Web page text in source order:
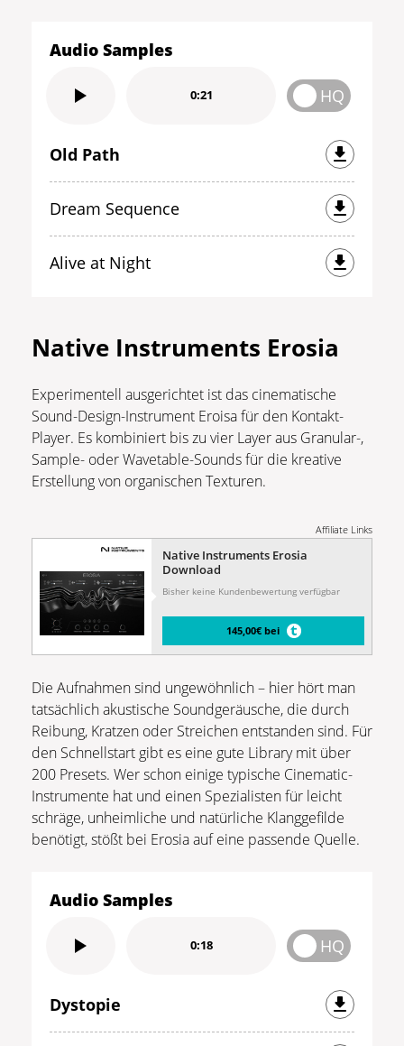
Audio Samples
0:21 HQ
Old Path
Dream Sequence
Alive at Night
Native Instruments Erosia
Experimentell ausgerichtet ist das cinematische
Sound-Design-Instrument Eroisa für den Kontakt-
Player. Es kombiniert bis zu vier Layer aus Granular-,
Sample- oder Wavetable-Sounds für die kreative
Erstellung von organischen Texturen.
Affiliate Links
Native Instruments Erosia
Download
Bisher keine Kundenbewertung verfügbar
145,00€ bei
Die Aufnahmen sind ungewöhnlich – hier hört man
tatsächlich akustische Soundgeräusche, die durch
Reibung, Kratzen oder Streichen entstanden sind. Für
den Schnellstart gibt es eine gute Library mit über
200 Presets. Wer schon einige typische Cinematic-
Instrumente hat und einen Spezialisten für leicht
schräge, unheimliche und natürliche Klanggefilde
benötigt, stößt bei Erosia auf eine passende Quelle.
Audio Samples
0:18 HQ
Dystopie